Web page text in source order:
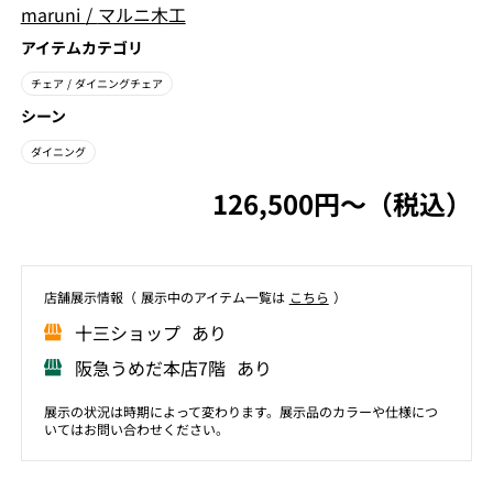
maruni / マルニ木工
アイテムカテゴリ
チェア / ダイニングチェア
シーン
ダイニング
126,500円〜（税込）
店舗展⽰情報（ 展⽰中のアイテム⼀覧は こちら ）
⼗三ショップ あり
阪急うめだ本店7階 あり
展示の状況は時期によって変わります。展示品のカラーや仕様につ
いてはお問い合わせください。